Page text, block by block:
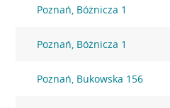
Poznań, Bóżnicza 1
Poznań, Bóżnicza 1
Poznań, Bukowska 156